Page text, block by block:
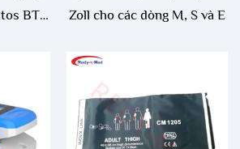
BT-
Zoll cho các dòng M, S và E